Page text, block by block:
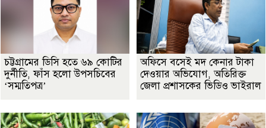
চট্টগ্রামের ডিসি হতে ৬৯ কোটির
দুর্নীতি, ফাঁস হলো উপসচিবের
‘সম্মতিপত্র’
অফিসে বসেই মদ কেনার টাকা
দেওয়ার অভিযোগ, অতিরিক্ত
জেলা প্রশাসকের ভিডিও ভাইরাল